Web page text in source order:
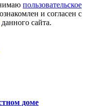
пользовательское
и согласен с
данного сайта.
доме